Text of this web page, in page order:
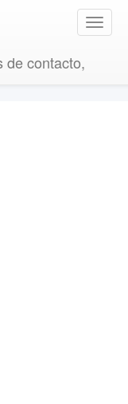
T
o
de contacto,